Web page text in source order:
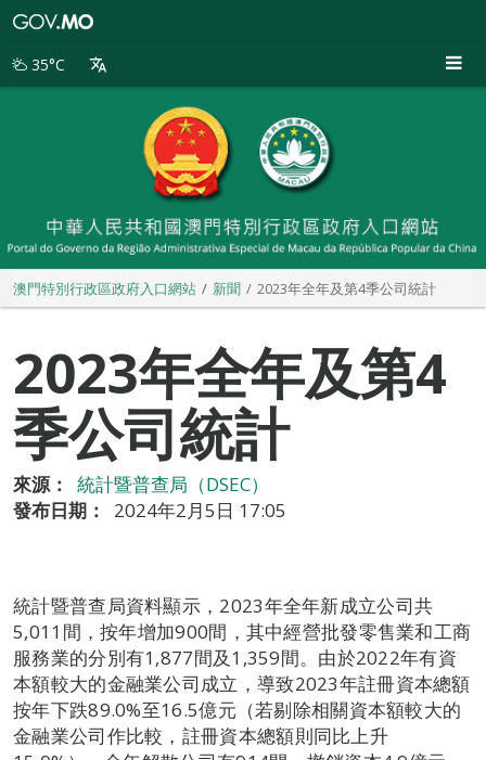
別
35°C
澳門特別行政區政府入口網站 新聞 2023年全年及第4季公司統計
2023年全年及第4
季公司統計
來源：
統計暨普查局（DSEC）
發布日期：
2024年2月5日 17:05
統計暨普查局資料顯示，2023年全年新成立公司共
5,011間，按年增加900間，其中經營批發零售業和工商
服務業的分別有1,877間及1,359間。由於2022年有資
本額較大的金融業公司成立，導致2023年註冊資本總額
按年下跌89.0%至16.5億元（若剔除相關資本額較大的
金融業公司作比較，註冊資本總額則同比上升